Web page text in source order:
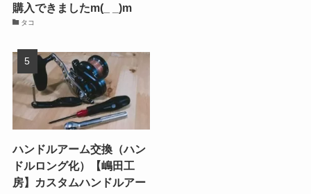
購入できましたm(_ _)m
タコ
ハンドルアーム交換（ハン
ドルロング化）【嶋田工
房】カスタムハンドルアー